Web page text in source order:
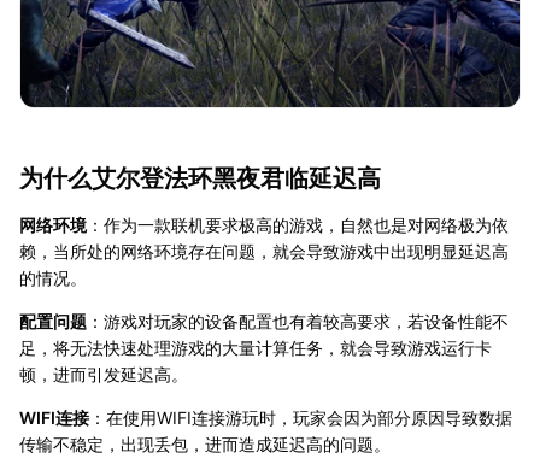
为什么艾尔登法环黑夜君临延迟高
网络环境：作为一款联机要求极高的游戏，自然也是对网络极为依
赖，当所处的网络环境存在问题，就会导致游戏中出现明显延迟高
的情况。
配置问题 ：游戏对玩家的设备配置也有着较高要求，若设备性能不
足，将无法快速处理游戏的大量计算任务，就会导致游戏运行卡
顿，进而引发延迟高。
WIFI连接 ：在使用WIFI连接游玩时，玩家会因为部分原因导致数据
传输不稳定，出现丢包，进而造成延迟高的问题。